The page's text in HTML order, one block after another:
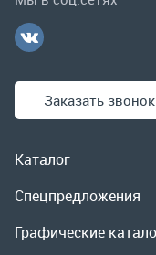
Спецпредложения
Гарантии и возврат